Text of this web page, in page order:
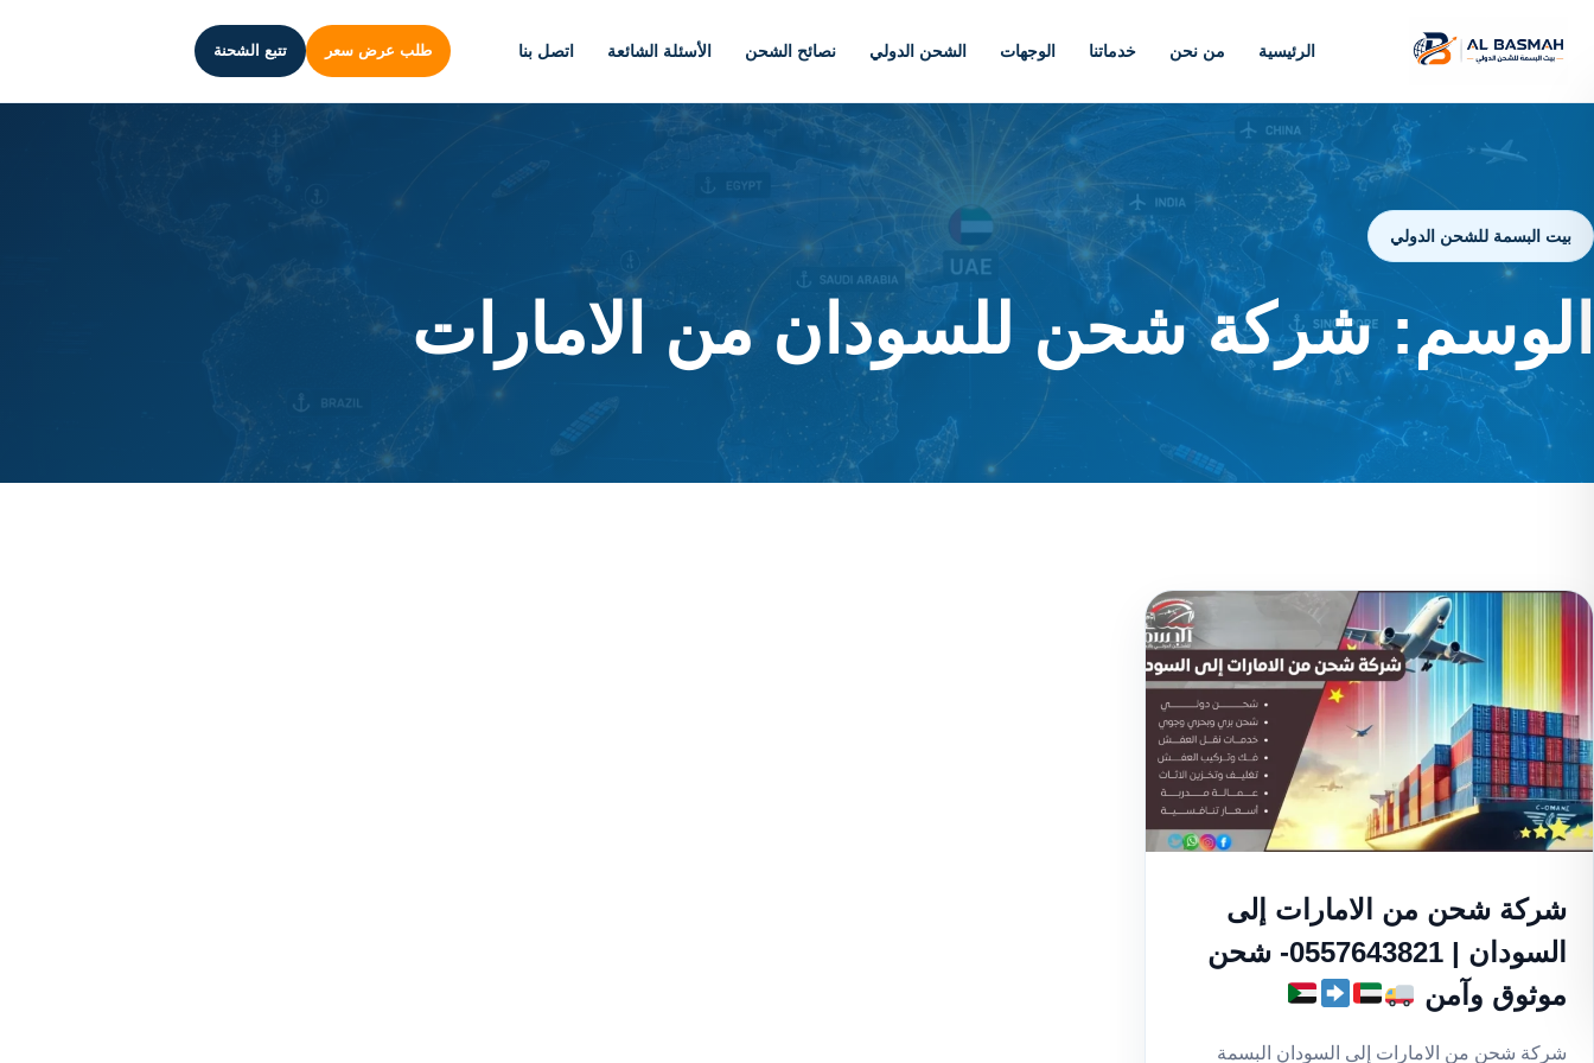
الرئيسية من نحن خدماتنا الوجهات الشحن الدولي نصائح الشحن الأسئلة الشائعة اتصل بنا طلب عرض سعر تتبع الشحنة
بيت البسمة للشحن الدولي
الوسم:شركة شحن للسودان من الامارات
شركة شحن من الامارات إلى
السودان | 0557643821- شحن
موثوق وآمن
شركة شحن من الامارات إلى السودان البسمة